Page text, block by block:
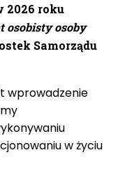
2026 roku
osobisty osoby
Samorządu
wprowadzenie
w życiu